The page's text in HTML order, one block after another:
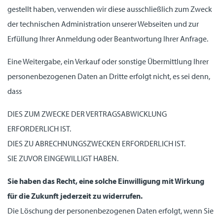
gestellt haben, verwenden wir diese ausschließlich zum Zweck
der technischen Administration unserer Webseiten und zur
Erfüllung Ihrer Anmeldung oder Beantwortung Ihrer Anfrage.
Eine Weitergabe, ein Verkauf oder sonstige Übermittlung Ihrer
personenbezogenen Daten an Dritte erfolgt nicht, es sei denn,
dass
DIES ZUM ZWECKE DER VERTRAGSABWICKLUNG
ERFORDERLICH IST.
DIES ZU ABRECHNUNGSZWECKEN ERFORDERLICH IST.
SIE ZUVOR EINGEWILLIGT HABEN.
Sie haben das Recht, eine solche Einwilligung mit Wirkung
für die Zukunft jederzeit zu widerrufen.
Die Löschung der personenbezogenen Daten erfolgt, wenn Sie